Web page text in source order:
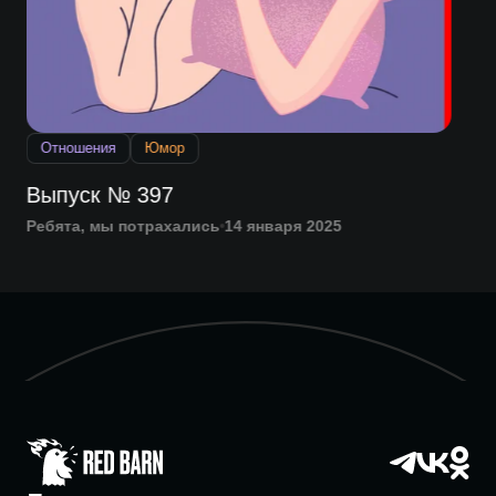
Отношения Юмор
Выпуск № 397
Ребята, мы потрахались 14 января 2025